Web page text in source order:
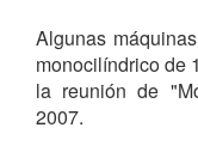
Algunas
monocilíndrico de
la reunión de
2007.